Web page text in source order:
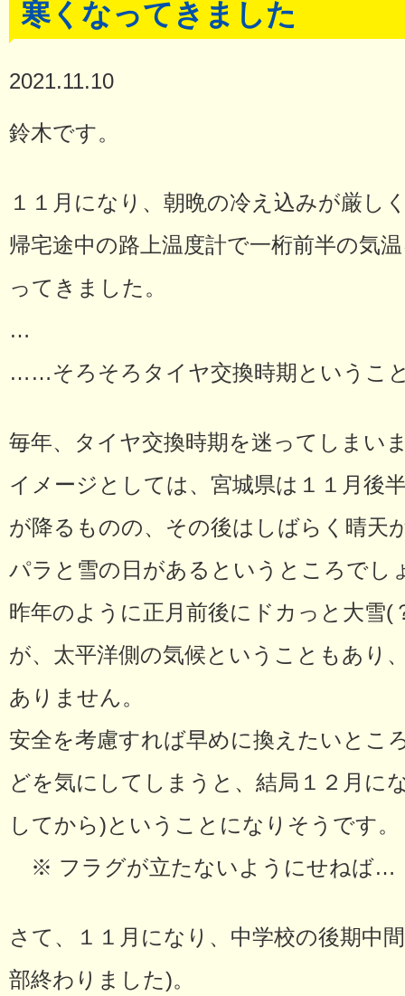
寒くなってきました
2021.11.10
鈴木です。
１１月になり、朝晩の冷え込みが厳し
帰宅途中の路上温度計で一桁前半の気
ってきました。
…
……そろそろタイヤ交換時期というこ
毎年、タイヤ交換時期を迷ってしまい
イメージとしては、宮城県は１１月後
が降るものの、その後はしばらく晴天
パラと雪の日があるというところでし
昨年のように正月前後にドカっと大雪
が、太平洋側の気候ということもあり
ありません。
安全を考慮すれば早めに換えたいとこ
どを気にしてしまうと、結局１２月に
してから)ということになりそうです。
※ フラグが立たないようにせねば…
さて、１１月になり、中学校の後期中
部終わりました)。